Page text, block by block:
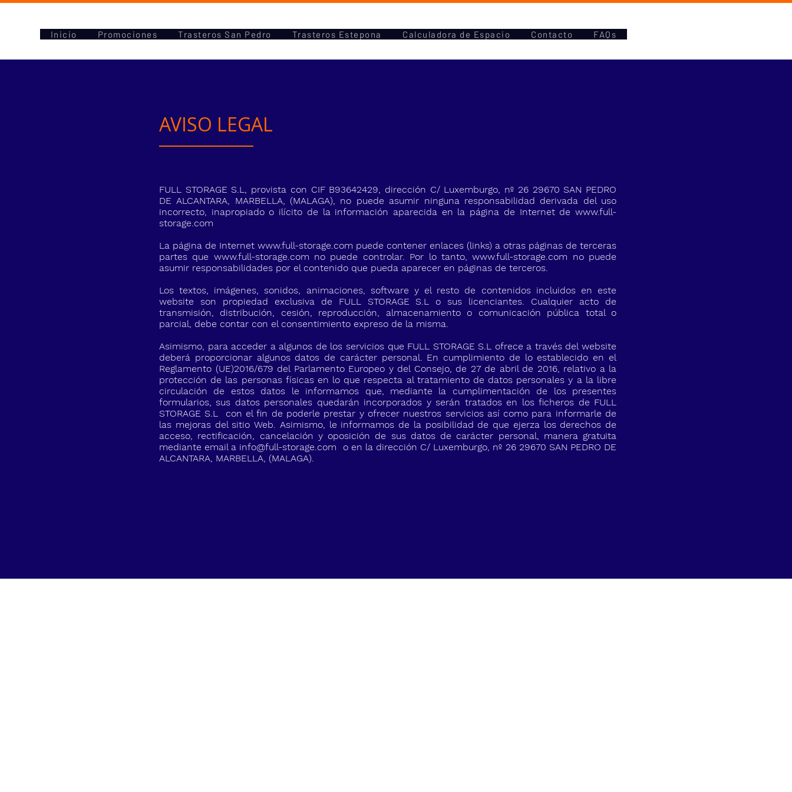
Inicio Promociones Trasteros San Pedro Trasteros Estepona Calculadora de Espacio Contacto FAQs
AVISO LEGAL
FULL STORAGE S.L, provista con CIF B93642429, dirección C/ Luxemburgo, nº 26 29670 SAN PEDRO
DE ALCANTARA, MARBELLA, (MALAGA), no puede asumir ninguna responsabilidad derivada del uso
incorrecto, inapropiado o ilícito de la información aparecida en la página de Internet de www.full-
storage.com
La página de Internet www.full-storage.com puede contener enlaces (links) a otras páginas de terceras
partes que www.full-storage.com no puede controlar. Por lo tanto,www.full-storage.com no puede
asumir responsabilidades por el contenido que pueda aparecer en páginas de terceros.
Los textos, imágenes, sonidos, animaciones, software y el resto de contenidos incluidos en este
website son propiedad exclusiva de FULL STORAGE S.L o sus licenciantes. Cualquier acto de
transmisión, distribución, cesión, reproducción, almacenamiento o comunicación pública total o
parcial, debe contar con el consentimiento expreso de la misma.
Asimismo, para acceder a algunos de los servicios que FULL STORAGE S.L ofrece a través del website
deberá proporcionar algunos datos de carácter personal. En cumplimiento de lo establecido en el
Reglamento (UE)2016/679 del Parlamento Europeo y del Consejo, de 27 de abril de 2016, relativo a la
protección de las personas físicas en lo que respecta al tratamiento de datos personales y a la libre
circulación de estos datos le informamos que, mediante la cumplimentación de los presentes
formularios, sus datos personales quedarán incorporados y serán tratados en los ficheros de FULL
STORAGE S.L con el fin de poderle prestar y ofrecer nuestros servicios así como para informarle de
las mejoras del sitio Web. Asimismo, le informamos de la posibilidad de que ejerza los derechos de
acceso, rectificación, cancelación y oposición de sus datos de carácter personal, manera gratuita
mediante email a info@full-storage.com o en la dirección C/ Luxemburgo, nº 26 29670 SAN PEDRO DE
ALCANTARA, MARBELLA, (MALAGA).